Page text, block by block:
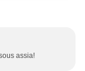
assia!